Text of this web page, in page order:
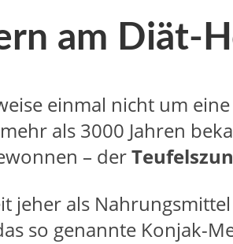
am Diät-
einmal nicht um
als 3000 Jahren
– der
jeher als
so genannte Konjak-